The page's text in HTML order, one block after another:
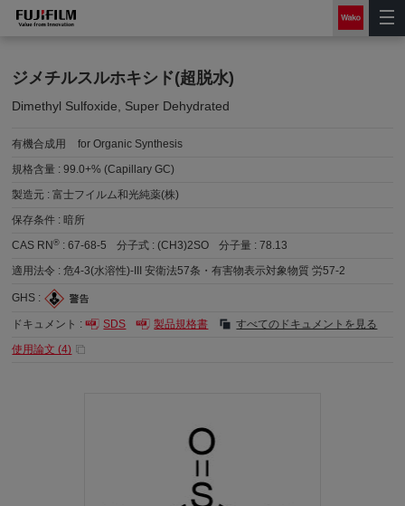
ジメチルスルホキシド(超脱水)
Dimethyl Sulfoxide, Super Dehydrated
有機合成用
for Organic Synthesis
規格含量 :99.0+% (Capillary GC)
製造元 :富士フイルム和光純薬(株)
保存条件 : 暗所
CAS RN® :67-68-5 分子式 :(CH3)2SO 分子量 :78.13
適用法令 :危4-3(水溶性)-III 安衛法57条・有害物表示対象物質 労57-2
GHS :
ドキュメント : SDS 製品規格書
すべてのドキュメントを見る
使用論文 (4)